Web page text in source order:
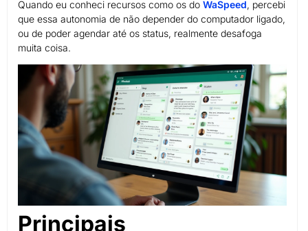
Quando eu conheci recursos como os do WaSpeed, percebi
que essa autonomia de não depender do computador ligado,
ou de poder agendar até os status, realmente desafoga
muita coisa.
Principais